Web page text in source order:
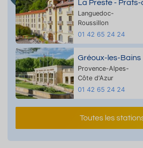
La Preste -
Languedoc-
Roussillon
01 42 65 24 24
Gréoux-les-Bains
Provence-Alpes-
Côte d'Azur
01 42 65 24 24
Toutes les